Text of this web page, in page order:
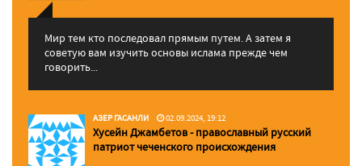
Мир тем кто последовал прямым путем. А затем я
советую вам изучить основы ислама прежде чем
говорить...
АЗЕР ГАСАНЛИ 02.09.2024, 19:12
Хусейн Джамбетов - православный русский
патриот чеченского происхождения